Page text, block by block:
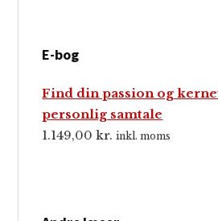
E-bog
Find din passion og
personlig samtale
1.149,00kr. inkl. moms